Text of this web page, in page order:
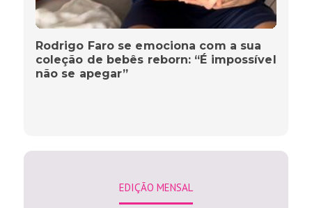
Rodrigo Faro se emociona com a sua
coleção de bebês reborn: “É impossível
não se apegar”
EDIÇÃO MENSAL